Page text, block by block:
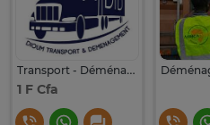
Transport - Déménagement - Garde meubles
1 F Cfa